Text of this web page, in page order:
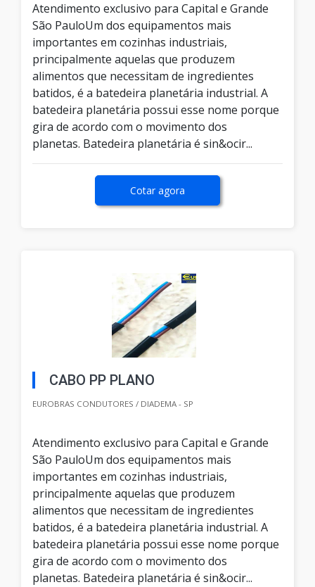
Atendimento exclusivo para Capital e Grande
São PauloUm dos equipamentos mais
importantes em cozinhas industriais,
principalmente aquelas que produzem
alimentos que necessitam de ingredientes
batidos, é a batedeira planetária industrial. A
batedeira planetária possui esse nome porque
gira de acordo com o movimento dos
planetas. Batedeira planetária é sin&ocir...
Cotar agora
CABO PP PLANO
EUROBRAS CONDUTORES / DIADEMA - SP
Atendimento exclusivo para Capital e Grande
São PauloUm dos equipamentos mais
importantes em cozinhas industriais,
principalmente aquelas que produzem
alimentos que necessitam de ingredientes
batidos, é a batedeira planetária industrial. A
batedeira planetária possui esse nome porque
gira de acordo com o movimento dos
planetas. Batedeira planetária é sin&ocir...